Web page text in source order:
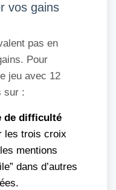
vos gains
pas en
Pour
jeu avec 12
sur :
de difficulté
les trois croix
mentions
dans d’autres